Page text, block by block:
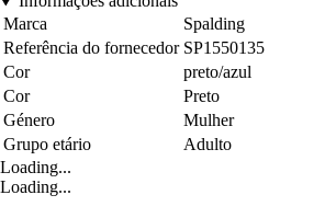
Marca
Spalding
Referência do fornecedor SP1550135
Cor
preto/azul
Cor
Preto
Género
Mulher
Grupo etário
Adulto
Loading...
Loading...